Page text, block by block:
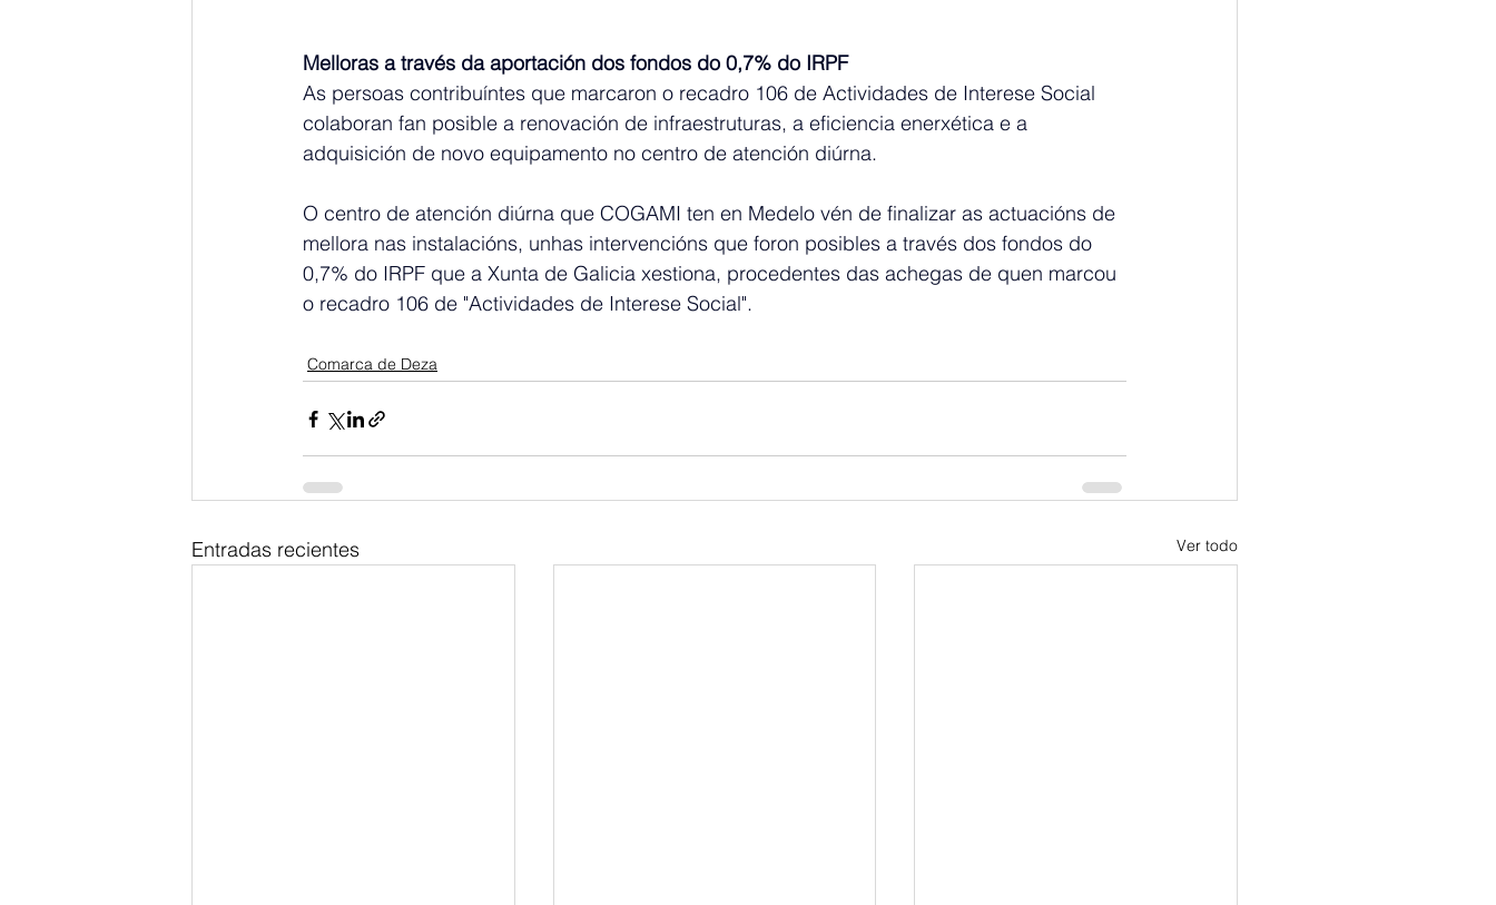
Melloras a través da aportación dos fondos do 0,7% do IRPF
As persoas contribuíntes que marcaron o recadro 106 de Actividades de Interese Social
colaboran fan posible a renovación de infraestruturas, a eficiencia enerxética e a
adquisición de novo equipamento no centro de atención diúrna.
O centro de atención diúrna que COGAMI ten en Medelo vén de finalizar as actuacións de
mellora nas instalacións, unhas intervencións que foron posibles a través dos fondos do
0,7% do IRPF que a Xunta de Galicia xestiona, procedentes das achegas de quen marcou
o recadro 106 de "Actividades de Interese Social".
Comarca de Deza
Entradas recientes Ver todo